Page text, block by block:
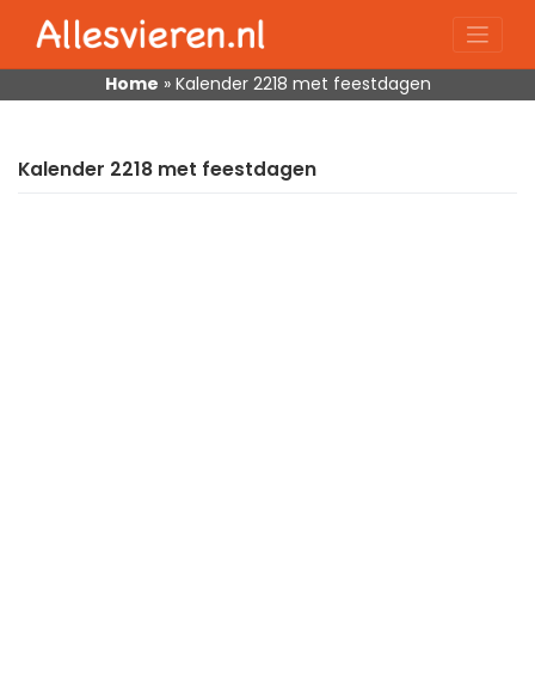
content
Home » Kalender 2218 met feestdagen
Kalender 2218 met feestdagen